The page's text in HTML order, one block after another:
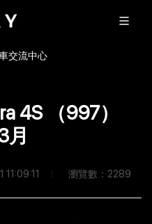
交流中心
4S （997）
瀏覽數：2289